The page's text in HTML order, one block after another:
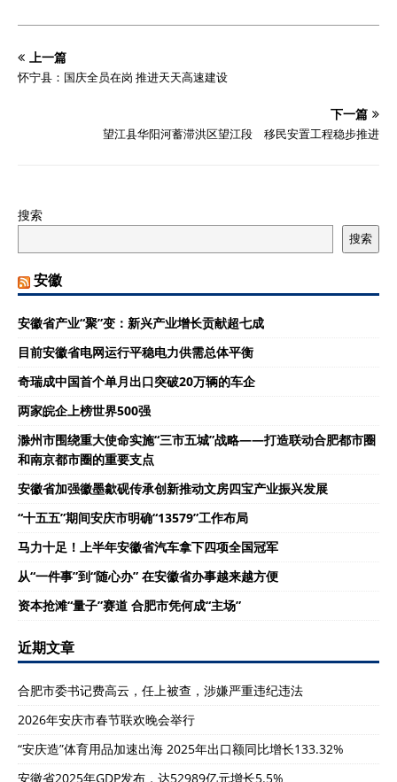
上一篇
怀宁县：国庆全员在岗 推进天天高速建设
下一篇
望江县华阳河蓄滞洪区望江段 移民安置工程稳步推进
搜索
搜索
安徽
安徽省产业“聚”变：新兴产业增长贡献超七成
目前安徽省电网运行平稳电力供需总体平衡
奇瑞成中国首个单月出口突破20万辆的车企
两家皖企上榜世界500强
滁州市围绕重大使命实施“三市五城”战略——打造联动合肥都市圈
和南京都市圈的重要支点
安徽省加强徽墨歙砚传承创新推动文房四宝产业振兴发展
“十五五”期间安庆市明确“13579”工作布局
马力十足！上半年安徽省汽车拿下四项全国冠军
从“一件事”到“随心办” 在安徽省办事越来越方便
资本抢滩“量子”赛道 合肥市凭何成“主场”
近期文章
合肥市委书记费高云，任上被查，涉嫌严重违纪违法
2026年安庆市春节联欢晚会举行
“安庆造”体育用品加速出海 2025年出口额同比增长133.32%
安徽省2025年GDP发布，达52989亿元增长5.5%